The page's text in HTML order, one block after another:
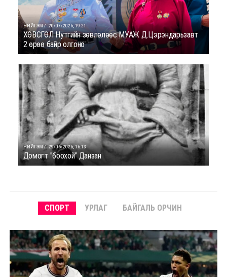
НИЙГЭМ / 20/07/2026, 19:21
ХӨВСГӨЛ Нутгийн зөвлөлөөс МУАЖ Д.Цэрэндарьзавт
2 өрөө байр олгоно
НИЙГЭМ / 29/06/2026, 16:13
Домогт "боохой” Данзан
СПОРТ УРЛАГ БАЙГАЛЬ ОРЧИН